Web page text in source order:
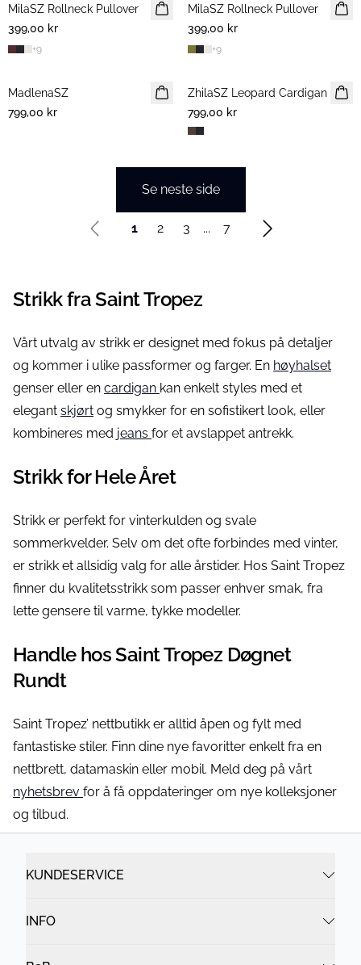
NYHET
MilaSZ Rollneck Pullover
399,00 kr
+9
NYHET
MilaSZ Rollneck Pullover
399,00 kr
+9
NYHET
MadlenaSZ
799,00 kr
ZhilaSZ Leopard Cardigan
799,00 kr
Se neste side
1 2 3 ... 7
Strikk fra Saint Tropez
Vårt utvalg av strikk er designet med fokus på detaljer
og kommer i ulike passformer og farger. En høyhalset
genser eller en cardigan kan enkelt styles med et
elegant skjørt og smykker for en sofistikert look, eller
kombineres med jeans for et avslappet antrekk.
Strikk for Hele Året
Strikk er perfekt for vinterkulden og svale
sommerkvelder. Selv om det ofte forbindes med vinter,
er strikk et allsidig valg for alle årstider. Hos Saint Tropez
finner du kvalitetsstrikk som passer enhver smak, fra
lette gensere til varme, tykke modeller.
Handle hos Saint Tropez Døgnet
Rundt
Saint Tropez’ nettbutikk er alltid åpen og fylt med
fantastiske stiler. Finn dine nye favoritter enkelt fra en
nettbrett, datamaskin eller mobil. Meld deg på vårt
nyhetsbrev for å få oppdateringer om nye kolleksjoner
og tilbud.
KUNDESERVICE
INFO